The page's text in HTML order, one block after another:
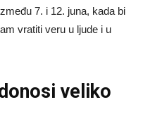
7. i 12. juna, kada bi
vratiti veru u ljude i u
veliko